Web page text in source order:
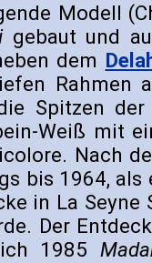
Modell
gebaut und
dem
Rahmen
Spitzen
Weiß mit
Nach
bis 1964,
in La Seyne
Der
1985